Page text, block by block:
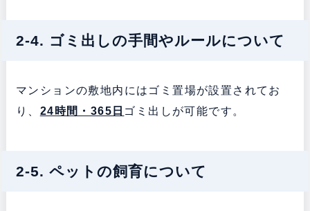
2-4. ゴミ出しの手間やルールについて
マンションの敷地内にはゴミ置場が設置されてお
り、 24時間・365日 ゴミ出しが可能です。
2-5. ペットの飼育について